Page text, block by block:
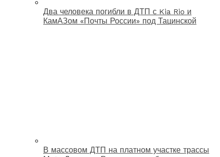
Два человека погибли в ДТП с Kia Rio и
КамАЗом «Почты России» под Тацинской
В массовом ДТП на платном участке трассы